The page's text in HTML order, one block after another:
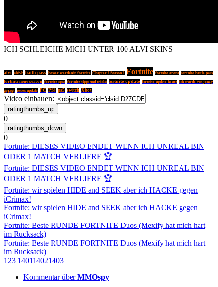
ICH SCHLEICHE MICH UNTER 100 ALVI SKINS
alvi alvivb battle pass besser werden in fortnite Chapter 6 Season 1 Fortnite fortnite arena fortnite battle pass
fortnite neue season fortnite spas fortnite tipps und tricks fortnite update fortnite update heute ich wurde von jonzy
gejagt neues update PC PS4 ps5 switch Xbox
Video einbauen:
0
0
Fortnite: DIESES VIDEO ENDET WENN ICH UNREAL BIN
ODER 1 MATCH VERLIERE 🏆
Fortnite: DIESES VIDEO ENDET WENN ICH UNREAL BIN
ODER 1 MATCH VERLIERE 🏆
Fortnite: wir spielen HIDE and SEEK aber ich HACKE gegen
iCrimax!
Fortnite: wir spielen HIDE and SEEK aber ich HACKE gegen
iCrimax!
Fortnite: Beste RUNDE FORTNITE Duos (Mexify hat mich hart
im Rucksack)
Fortnite: Beste RUNDE FORTNITE Duos (Mexify hat mich hart
im Rucksack)
1 23 140114021403
Kommentar überMMOspy